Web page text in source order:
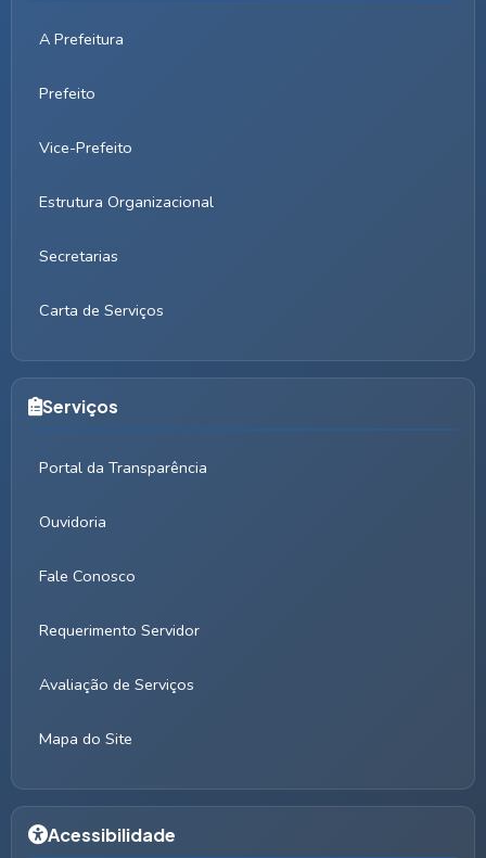
A Prefeitura
Prefeito
Vice-Prefeito
Estrutura Organizacional
Secretarias
Carta de Serviços
Serviços
Portal da Transparência
Ouvidoria
Fale Conosco
Requerimento Servidor
Avaliação de Serviços
Mapa do Site
Acessibilidade